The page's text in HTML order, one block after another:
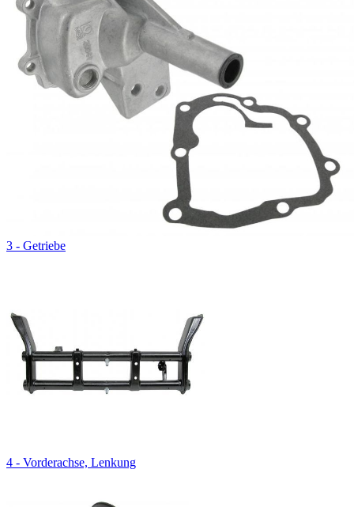
3 - Getriebe
4 - Vorderachse, Lenkung